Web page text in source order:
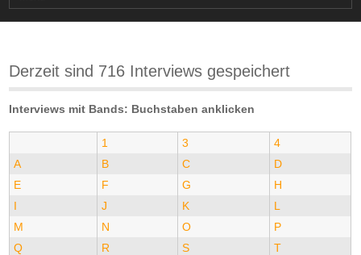
Derzeit sind 716 Interviews gespeichert
Interviews mit Bands: Buchstaben anklicken
1 3
4
A
B C
D
E
F G
H
I
J K
L
M
N O
P
Q
R S
T